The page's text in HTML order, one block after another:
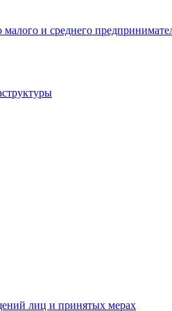
и среднего
лиц и принятых мерах